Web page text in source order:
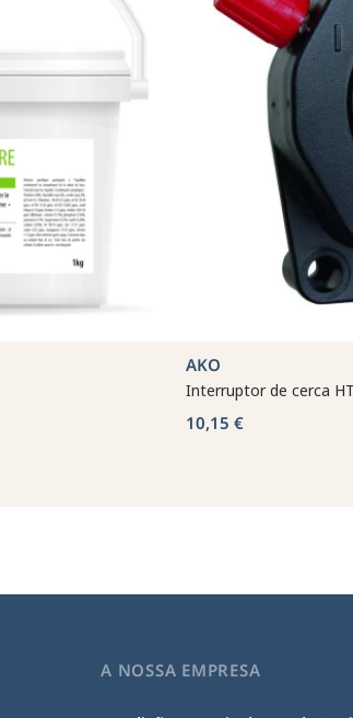
AKO
Interruptor de cerca
10,15 €
A NOSSA EMPRESA